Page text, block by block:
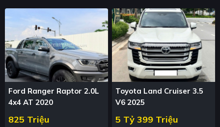
Ford Ranger Raptor 2.0L
4x4 AT 2020
825 Triệu
Toyota Land Cruiser 3.5
V6 2025
5 Tỷ 399 Triệu